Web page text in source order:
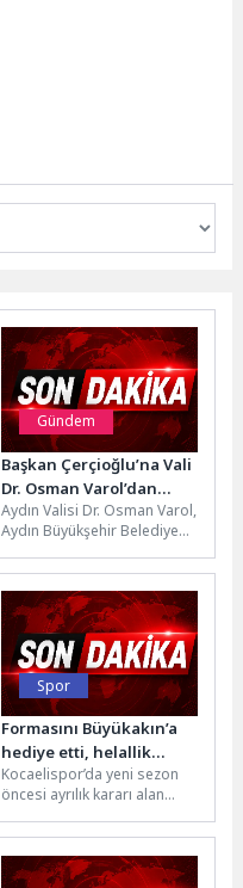
Gündem
Başkan Çerçioğlu’na Vali
Dr. Osman Varol’dan
Ziyaret
Aydın Valisi Dr. Osman Varol,
Aydın Büyükşehir Belediye
nezaket ziyaretinde
bulundu.Ziyarette, Aydın...
Spor
Formasını Büyükakın’a
hediye etti, helallik
istedi
Kocaelispor’da yeni sezon
öncesi ayrılık kararı alan
formasını Kocaeli Büyükşehir
Belediye Başkanı...